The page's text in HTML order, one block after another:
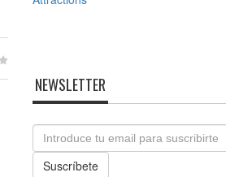
NEWSLETTER
Email
Suscríbete